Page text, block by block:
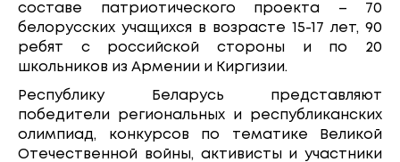
составе патриотического проекта – 70
белорусских учащихся в возрасте 15-17 лет, 90
ребят с российской стороны и по 20
школьников из Армении и Киргизии.
Республику Беларусь представляют
победители региональных и республиканских
олимпиад, конкурсов по тематике Великой
Отечественной войны, активисты и участники